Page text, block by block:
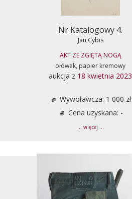
Nr Katalogowy 4.
Jan Cybis
AKT ZE ZGIĘTĄ NOGĄ
ołówek, papier kremowy
aukcja z 18 kwietnia 2023
Wywoławcza: 1 000 zł
Cena uzyskana: -
... więcej ...